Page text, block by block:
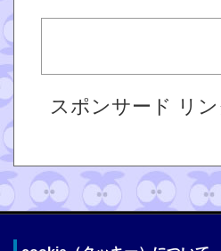
スポンサード リン